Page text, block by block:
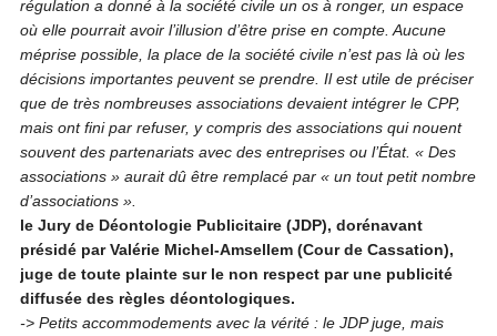
régulation a donné à la société civile un os à ronger, un espace
où elle pourrait avoir l’illusion d’être prise en compte. Aucune
méprise possible, la place de la société civile n’est pas là où les
décisions importantes peuvent se prendre. Il est utile de préciser
que de très nombreuses associations devaient intégrer le CPP,
mais ont fini par refuser, y compris des associations qui nouent
souvent des partenariats avec des entreprises ou l’État. « Des
associations » aurait dû être remplacé par « un tout petit nombre
d’associations ».
le Jury de Déontologie Publicitaire (JDP), dorénavant
présidé par Valérie Michel-Amsellem (Cour de Cassation),
juge de toute plainte sur le non respect par une publicité
diffusée des règles déontologiques.
-> Petits accommodements avec la vérité : le JDP juge, mais